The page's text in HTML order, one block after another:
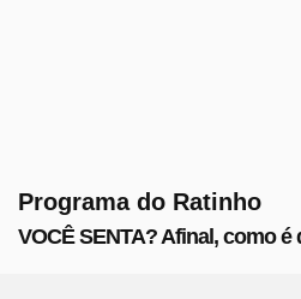
Programa do Ratinho
VOCÊ SENTA? Afinal, como é